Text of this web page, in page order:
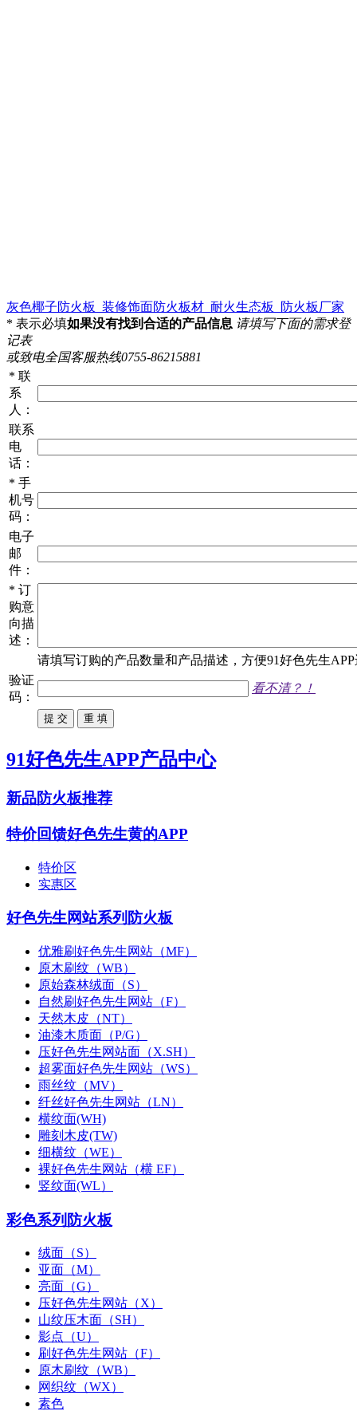
灰色椰子防火板_装修饰面防火板材_耐火生态板_防火板厂家
* 表示必填如果没有找到合适的产品信息 请填写下面的需求登
记表
或致电全国客服热线0755-86215881
* 联
系
人：
联系
电
话：
* 手
机号
码：
电子
邮
件：
* 订
购意
向描
述：
请填写订购的产品数量和产品描述，方便91好色先生APP
验证
码：
看不清？！
91好色先生APP产品中心
新品防火板推荐
特价回馈好色先生黄的APP
特价区
实惠区
好色先生网站系列防火板
优雅刷好色先生网站（MF）
原木刷纹（WB）
原始森林绒面（S）
自然刷好色先生网站（F）
天然木皮（NT）
油漆木质面（P/G）
压好色先生网站面（X.SH）
超雾面好色先生网站（WS）
雨丝纹（MV）
纤丝好色先生网站（LN）
横纹面(WH)
雕刻木皮(TW)
细横纹（WE）
裸好色先生网站（横 EF）
竖纹面(WL）
彩色系列防火板
绒面（S）
亚面（M）
亮面（G）
压好色先生网站（X）
山纹压木面（SH）
影点（U）
刷好色先生网站（F）
原木刷纹（WB）
网织纹（WX）
素色